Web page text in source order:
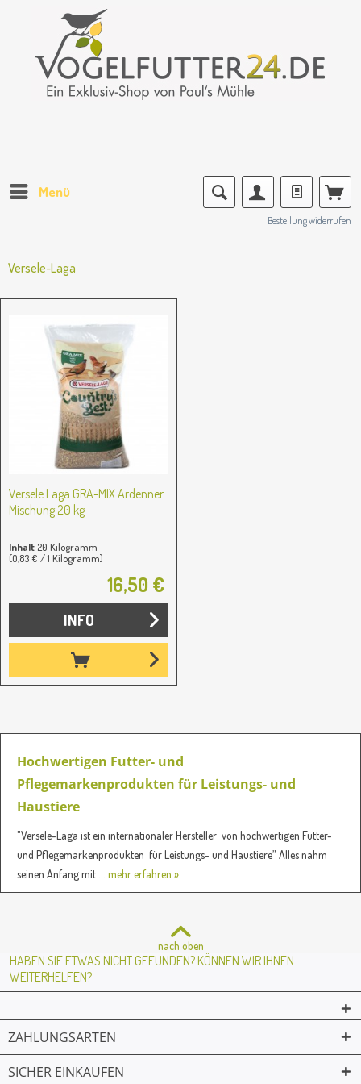
Menü
Bestellung widerrufen
Versele-Laga
Versele Laga GRA-MIX Ardenner
Mischung 20 kg
Inhalt 20 Kilogramm
(0,83 € / 1 Kilogramm)
16,50 €
INFO
Hochwertigen Futter- und
Pflegemarkenprodukten für Leistungs- und
Haustiere
"Versele-Laga ist ein internationaler Hersteller von hochwertigen Futter-
und Pflegemarkenprodukten für Leistungs- und Haustiere” Alles nahm
seinen Anfang mit ... mehr erfahren »
nach oben
HABEN SIE ETWAS NICHT GEFUNDEN? KÖNNEN WIR IHNEN
WEITERHELFEN?
ZAHLUNGSARTEN
SICHER EINKAUFEN